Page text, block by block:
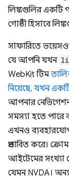
লিঙ্কগুলির একটি
গোষ্ঠী হিসাবে
সাফারিতে
যে আপনি যখন
WebKit টিম
নিয়েছে, যখন
আপনার
সমস্যা হতে পারে
এখনও
প্রভাবিত করে।
আইটেমের সংখ্যা
যেমন NVDA।